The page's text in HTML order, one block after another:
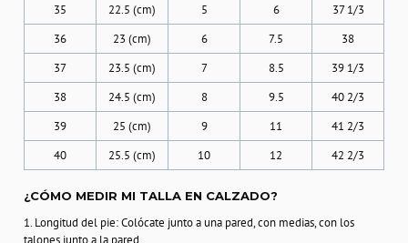
35
22.5 (cm) 5 6
37 1/3
36
23 (cm) 6 7.5
38
37
23.5 (cm) 7 8.5
39 1/3
38
24.5 (cm) 8 9.5
40 2/3
39
25 (cm) 9 11
41 2/3
40
25.5 (cm) 10 12 42 2/3
¿CÓMO MEDIR MI TALLA EN CALZADO?
1. Longitud del pie: Colócate junto a una pared, con medias, con los
talones junto a la pared.